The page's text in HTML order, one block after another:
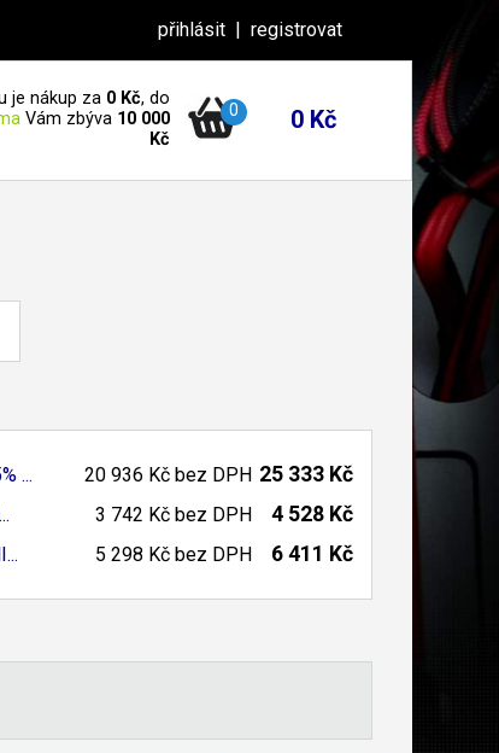
přihlásit | registrovat
je nákup za 0 Kč, do
Vám zbýva 10 000
Kč
0 0 Kč
... 20 936 Kč bez DPH 25 333 Kč
3 742 Kč bez DPH 4 528 Kč
5 298 Kč bez DPH 6 411 Kč